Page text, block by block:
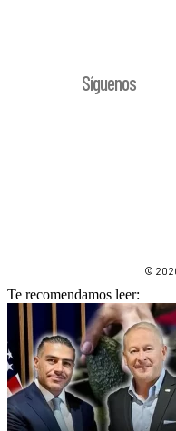
Síguenos
©
Te recomendamos leer: